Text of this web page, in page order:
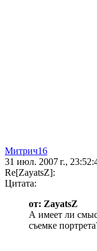
Митрич16
31 июл. 2007 г.,
Re[ZayatsZ]:
Цитата:
от: ZayatsZ
А имеет ли
съемке